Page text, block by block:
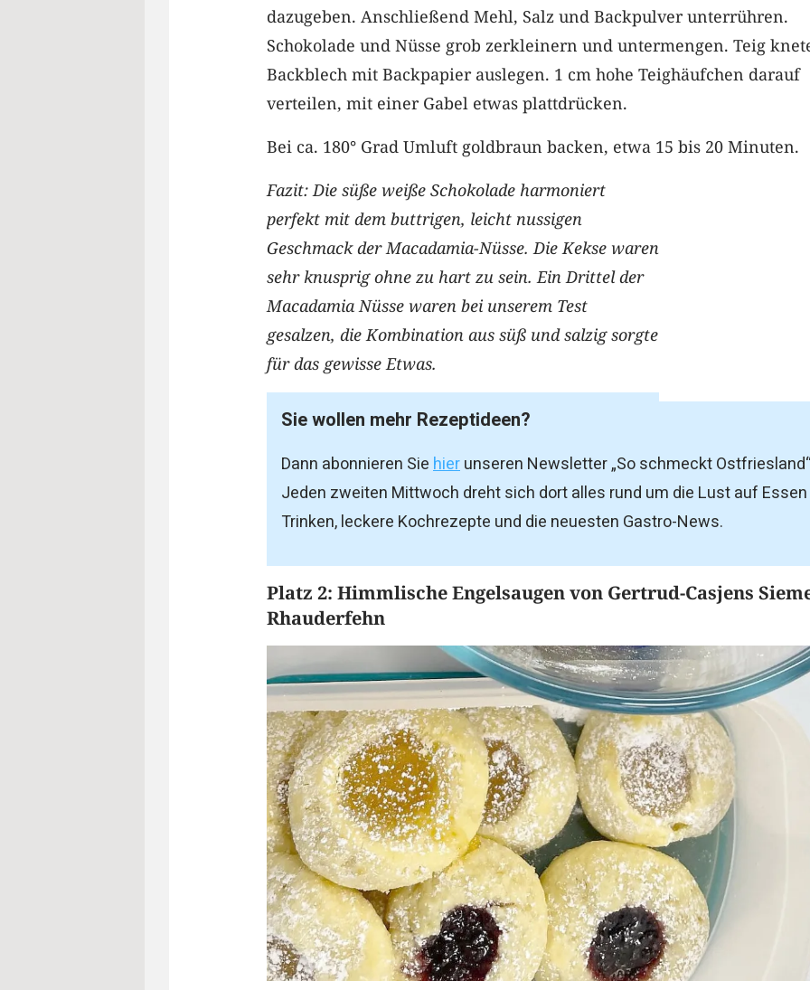
dazugeben. Anschließend Mehl, Salz und Backpulver unterrühren.
Schokolade und Nüsse grob zerkleinern und untermengen. Teig
Backblech mit Backpapier auslegen. 1 cm hohe Teighäufchen darauf
verteilen, mit einer Gabel etwas plattdrücken.
Bei ca. 180° Grad Umluft goldbraun backen, etwa 15 bis 20 Minuten.
Fazit: Die süße weiße Schokolade harmoniert
perfekt mit dem buttrigen, leicht nussigen
Geschmack der Macadamia-Nüsse. Die Kekse waren
sehr knusprig ohne zu hart zu sein. Ein Drittel der
Macadamia Nüsse waren bei unserem Test
gesalzen, die Kombination aus süß und salzig sorgte
für das gewisse Etwas.
Sie wollen mehr Rezeptideen?
Dann abonnieren Siehierunseren Newsletter „So schmeckt
Jeden zweiten Mittwoch dreht sich dort alles rund um die Lust auf
Trinken, leckere Kochrezepte und die neuesten Gastro-News.
Platz 2: Himmlische Engelsaugen von Gertrud-Casjens
Rhauderfehn